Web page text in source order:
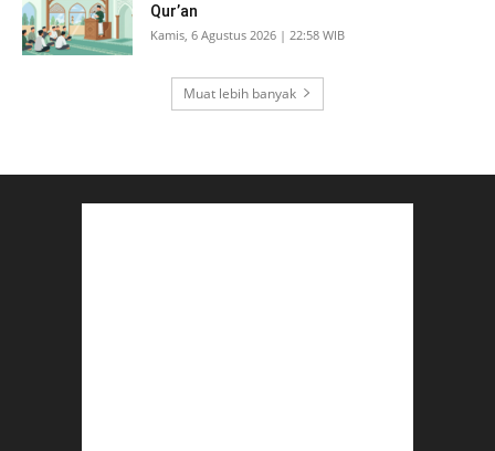
Qur’an
Kamis, 6 Agustus 2026 | 22:58 WIB
Muat lebih banyak